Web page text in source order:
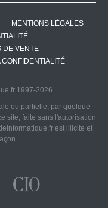
MENTIONS LÉGALES
DE VENTE
CONFIDENTIALITÉ
1997-2026
ou partielle, par quelque
site, faite sans l'autorisation
est illicite et